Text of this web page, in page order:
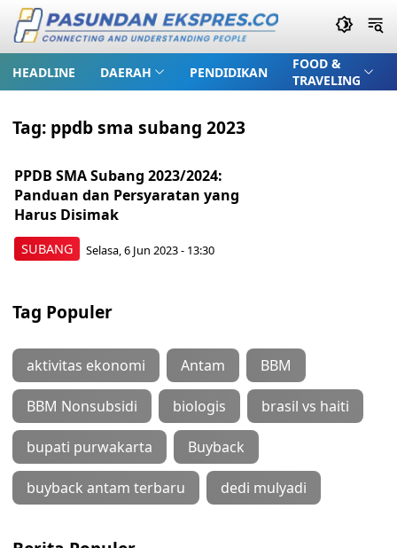
HEADLINE DAERAH PENDIDIKAN
FOOD &
TRAVELING
Tag: ppdb sma subang 2023
SUBANG
PPDB SMA Subang 2023/2024:
Panduan dan Persyaratan yang
Harus Disimak
Selasa, 6 Jun 2023 - 13:30
Tag Populer
aktivitas ekonomi Antam BBM
BBM Nonsubsidi biologis brasil vs haiti
bupati purwakarta Buyback
buyback antam terbaru dedi mulyadi